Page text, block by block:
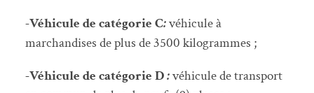
-Véhicule de catégorie C:véhicule à
marchandises de plus de 3500 kilogrammes ;
-Véhicule de catégorie D:véhicule de transport